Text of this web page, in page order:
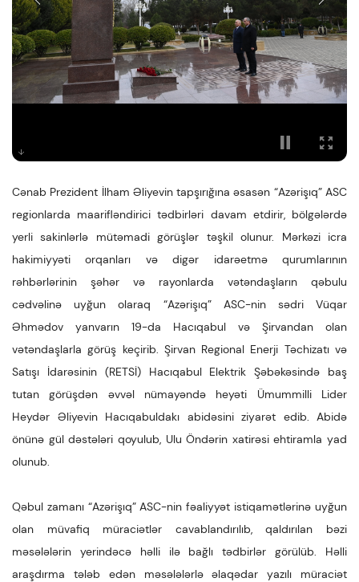
Cənab Prezident İlham Əliyevin tapşırığına əsasən “Azərişıq” ASC
regionlarda maarifləndirici tədbirləri davam etdirir, bölgələrdə
yerli sakinlərlə mütəmadi görüşlər təşkil olunur. Mərkəzi icra
hakimiyyəti orqanları və digər idarəetmə qurumlarının
rəhbərlərinin şəhər və rayonlarda vətəndaşların qəbulu
cədvəlinə uyğun olaraq “Azərişıq” ASC-nin sədri Vüqar
Əhmədov yanvarın 19-da Hacıqabul və Şirvandan olan
vətəndaşlarla görüş keçirib. Şirvan Regional Enerji Təchizatı və
Satışı İdarəsinin (RETSİ) Hacıqabul Elektrik Şəbəkəsində baş
tutan görüşdən əvvəl nümayəndə heyəti Ümummilli Lider
Heydər Əliyevin Hacıqabuldakı abidəsini ziyarət edib. Abidə
önünə gül dəstələri qoyulub, Ulu Öndərin xatirəsi ehtiramla yad
olunub.
Qəbul zamanı “Azərişıq” ASC-nin fəaliyyət istiqamətlərinə uyğun
olan müvafiq müraciətlər cavablandırılıb, qaldırılan bəzi
məsələlərin yerindəcə həlli ilə bağlı tədbirlər görülüb. Həlli
araşdırma tələb edən məsələlərlə əlaqədar yazılı müraciət